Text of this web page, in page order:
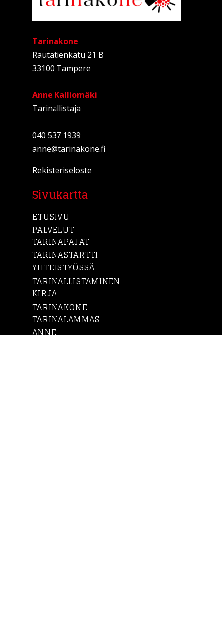
Tarinakone
Rautatienkatu 21 B
33100 Tampere
Anne Kalliomäki
Tarinallistaja
040 537 1939
anne@tarinakone.fi
Rekisteriseloste
Sivukartta
ETUSIVU
PALVELUT
TARINAPAJAT
TARINASTARTTI
YHTEISTYÖSSÄ
TARINALLISTAMINEN
KIRJA
TARINAKONE
TARINALAMMAS
ANNE